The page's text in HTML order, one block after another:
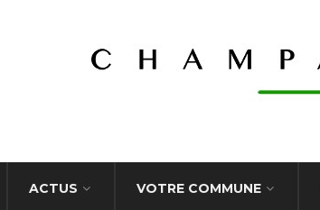
ACTUS VOTRE COMMUNE